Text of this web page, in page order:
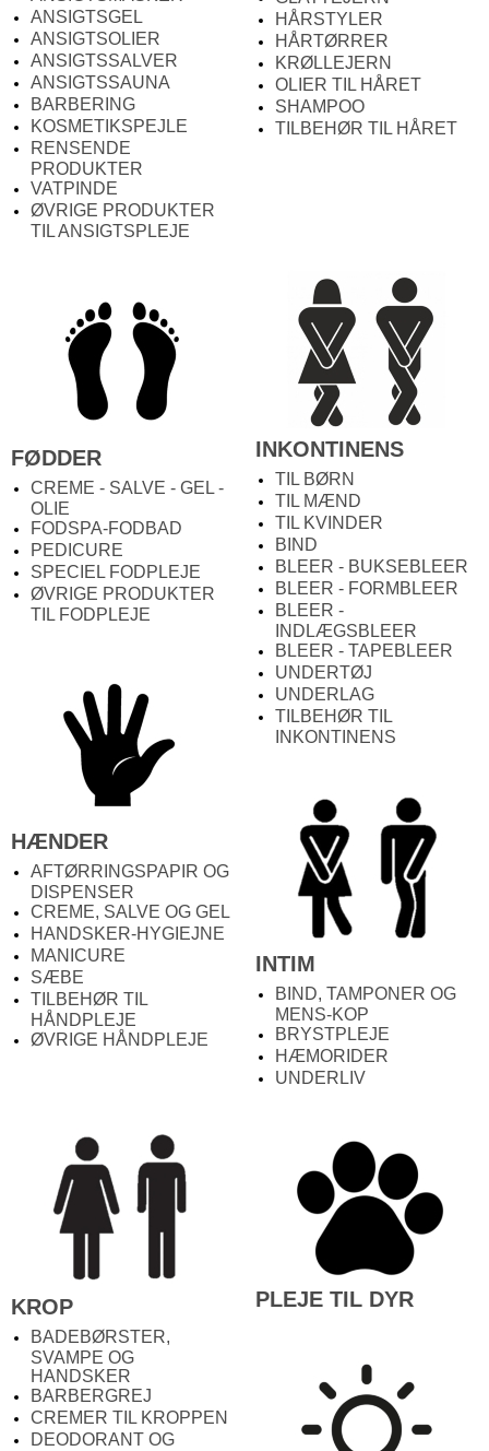
ANSIGTSGEL
ANSIGTSOLIER
ANSIGTSSALVER
ANSIGTSSAUNA
BARBERING
KOSMETIKSPEJLE
RENSENDE
PRODUKTER
VATPINDE
ØVRIGE PRODUKTER
TIL ANSIGTSPLEJE
FØDDER
CREME - SALVE - GEL -
OLIE
FODSPA-FODBAD
PEDICURE
SPECIEL FODPLEJE
ØVRIGE PRODUKTER
TIL FODPLEJE
HÆNDER
AFTØRRINGSPAPIR OG
DISPENSER
CREME, SALVE OG GEL
HANDSKER-HYGIEJNE
MANICURE
SÆBE
TILBEHØR TIL
HÅNDPLEJE
ØVRIGE HÅNDPLEJE
HÅRSTYLER
HÅRTØRRER
KRØLLEJERN
OLIER TIL HÅRET
SHAMPOO
TILBEHØR TIL HÅRET
INKONTINENS
TIL BØRN
TIL MÆND
TIL KVINDER
BIND
BLEER - BUKSEBLEER
BLEER - FORMBLEER
BLEER -
INDLÆGSBLEER
BLEER - TAPEBLEER
UNDERTØJ
UNDERLAG
TILBEHØR TIL
INKONTINENS
INTIM
BIND, TAMPONER OG
MENS-KOP
BRYSTPLEJE
HÆMORIDER
UNDERLIV
KROP
BADEBØRSTER,
SVAMPE OG
HANDSKER
BARBERGREJ
CREMER TIL KROPPEN
DEODORANT OG
PLEJE TIL DYR